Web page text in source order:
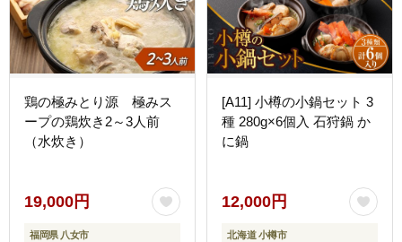
鶏の極みとり源 極みス
ープの鶏炊き2～3人前
（水炊き）
19,000円
福岡県 八女市
[A11] 小樽の小鍋セット 3
種 280g×6個入 石狩鍋 か
に鍋
12,000円
北海道 小樽市